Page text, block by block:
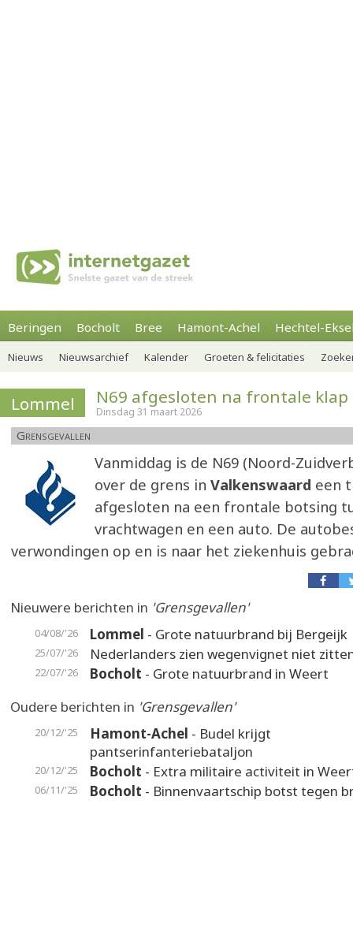
Beringen Bocholt Bree Hamont-Achel Hechtel-
Nieuws Nieuwsarchief Kalender Groeten & felicitaties
Lommel N69 afgesloten na frontale klap
Dinsdag 31 maart 2026
Grensgevallen
Vanmiddag is de N69 (Noord-
over de grens in Valkenswaard een
afgesloten na een frontale botsing
vrachtwagen en een auto. De
verwondingen op en is naar het ziekenhuis
Nieuwere berichten in 'Grensgevallen'
04/08/'26 Lommel - Grote natuurbrand bij Bergeijk
25/07/'26 Nederlanders zien wegenvignet niet
22/07/'26 Bocholt - Grote natuurbrand in Weert
Oudere berichten in 'Grensgevallen'
20/12/'25 Hamont-Achel - Budel krijgt
pantserinfanteriebataljon
20/12/'25 Bocholt - Extra militaire activiteit in
06/11/'25 Bocholt - Binnenvaartschip botst tegen